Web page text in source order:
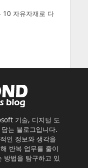
10 자유자재로 다
기술, 디지털 도
는 블로그입니다.
인 정보와 생각을
반복 업무를 줄이
방법을 탐구하고 있